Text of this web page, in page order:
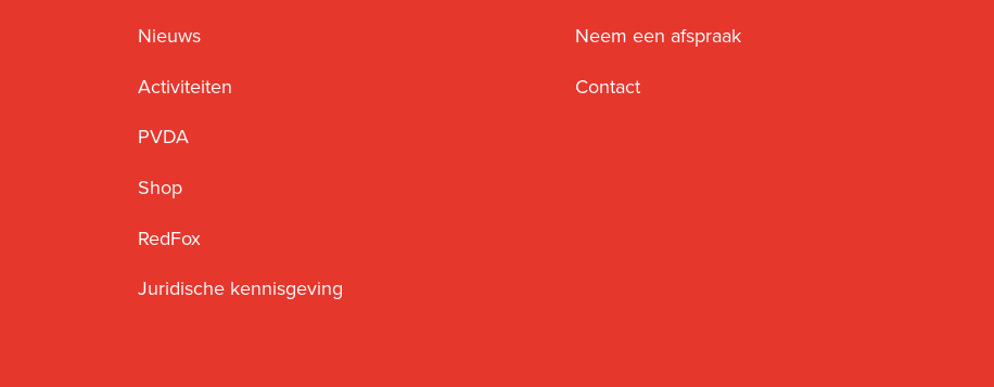
Nieuws
Activiteiten
PVDA
Shop
RedFox
Juridische kennisgeving
Neem een afspraak
Contact